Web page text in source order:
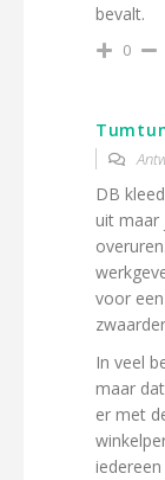
bevalt.
0
DB
uit maar
voor
In veel
maar
er met